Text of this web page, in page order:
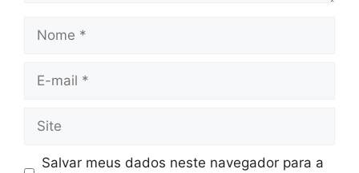
Nome
Site
Salvar meus dados neste navegador para a